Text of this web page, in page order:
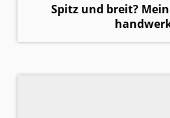
Spitz und breit?